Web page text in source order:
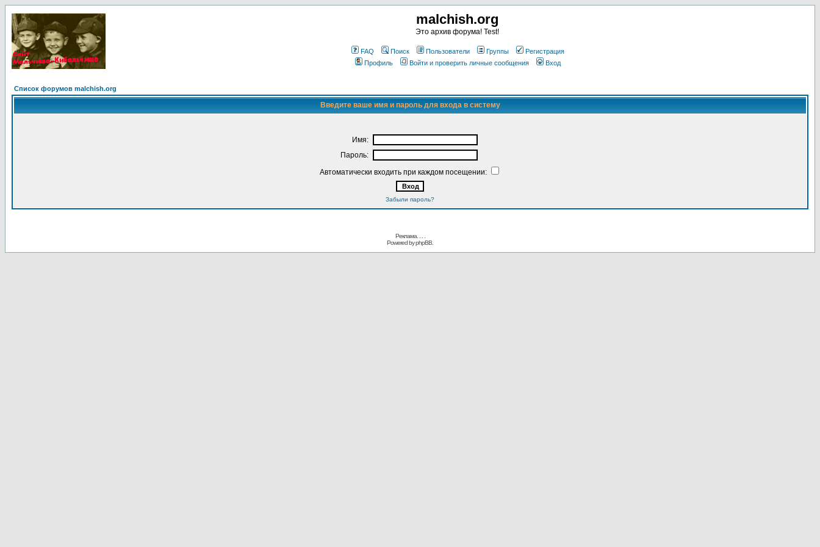
malchish.org
Это архив форума! Test!
FAQ Поиск Пользователи Группы
Регистрация
Профиль
Войти и проверить личные сообщения Вход
Список форумов malchish.org
Введите ваше имя и пароль для входа в систему
Имя:
Пароль:
Автоматически входить при каждом посещении:
Забыли пароль?
Реклама. . .
Powered byphpBB.